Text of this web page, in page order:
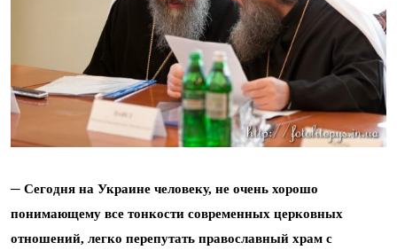
─ Сегодня на Украине человеку, не очень хорошо
понимающему все тонкости современных церковных
отношений, легко перепутать православный храм с